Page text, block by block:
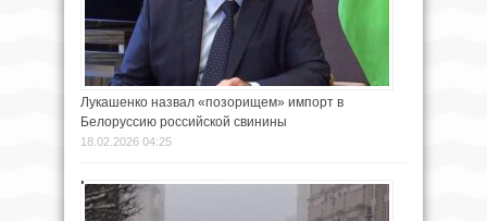
Лукашенко назвал «позорищем» импорт в
Белоруссию российской свинины
18.02.2026 04:25